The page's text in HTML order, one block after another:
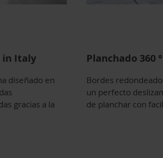
in Italy
diseñado en
gracias a la
Planchado 360
Bordes
un perfecto
de planchar con